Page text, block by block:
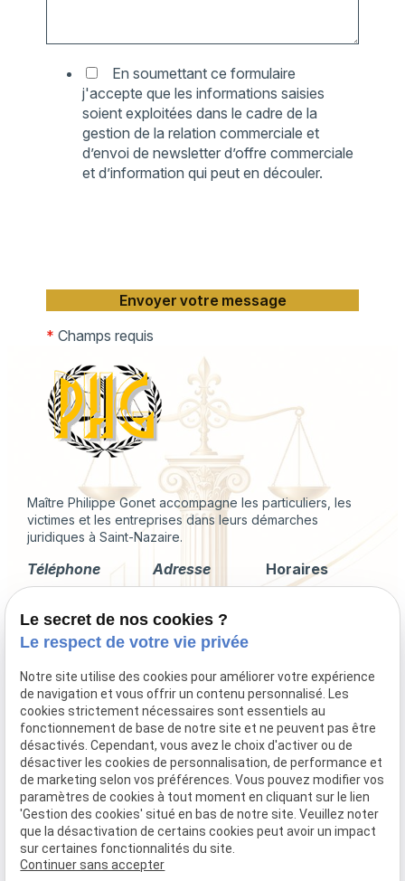
En soumettant ce formulaire
j'accepte que les informations saisies
soient exploitées dans le cadre de la
gestion de la relation commerciale et
d’envoi de newsletter d’offre commerciale
et d’information qui peut en découler.
* Champs requis
Maître Philippe Gonet accompagne les particuliers, les
victimes et les entreprises dans leurs démarches
juridiques à Saint-Nazaire.
Téléphone
Adresse
Corps de
Garde
44600 Saint-
Nazaire
Horaires
Droit immobilier
Droit de la famille
Procédures collectives
Indemnisation du préjudice corporel
Mentions légales
Le secret de nos cookies ?
Le respect de votre vie privée
Notre site utilise des cookies pour améliorer votre expérience
de navigation et vous offrir un contenu personnalisé. Les
cookies strictement nécessaires sont essentiels au
fonctionnement de base de notre site et ne peuvent pas être
désactivés. Cependant, vous avez le choix d'activer ou de
désactiver les cookies de personnalisation, de performance et
de marketing selon vos préférences. Vous pouvez modifier vos
paramètres de cookies à tout moment en cliquant sur le lien
'Gestion des cookies' situé en bas de notre site. Veuillez noter
que la désactivation de certains cookies peut avoir un impact
sur certaines fonctionnalités du site.
Continuer sans accepter